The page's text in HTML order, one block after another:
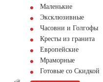
Маленькие
Эксклюзивные
Часовни и Голгофы
Кресты из гранита
Европейские
Мраморные
Готовые со Скидкой